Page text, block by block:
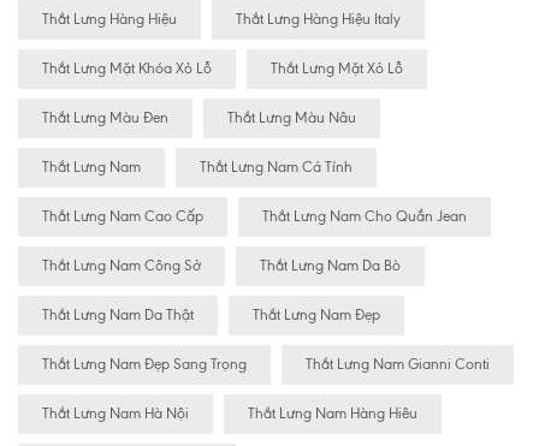
Thắt Lưng Hàng Hiệu Thắt Lưng Hàng Hiệu Italy
Thắt Lưng Mặt Khóa Xỏ Lỗ Thắt Lưng Mặt Xỏ Lỗ
Thắt Lưng Màu Đen Thắt Lưng Màu Nâu
Thắt Lưng Nam Thắt Lưng Nam Cá Tính
Thắt Lưng Nam Cao Cấp Thắt Lưng Nam Cho Quần Jean
Thắt Lưng Nam Công Sở Thắt Lưng Nam Da Bò
Thắt Lưng Nam Da Thật Thắt Lưng Nam Đẹp
Thắt Lưng Nam Đẹp Sang Trọng Thắt Lưng Nam Gianni Conti
Thắt Lưng Nam Hà Nội Thắt Lưng Nam Hàng Hiêu